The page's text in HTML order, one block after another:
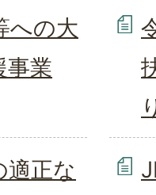
への大
事業
適正な